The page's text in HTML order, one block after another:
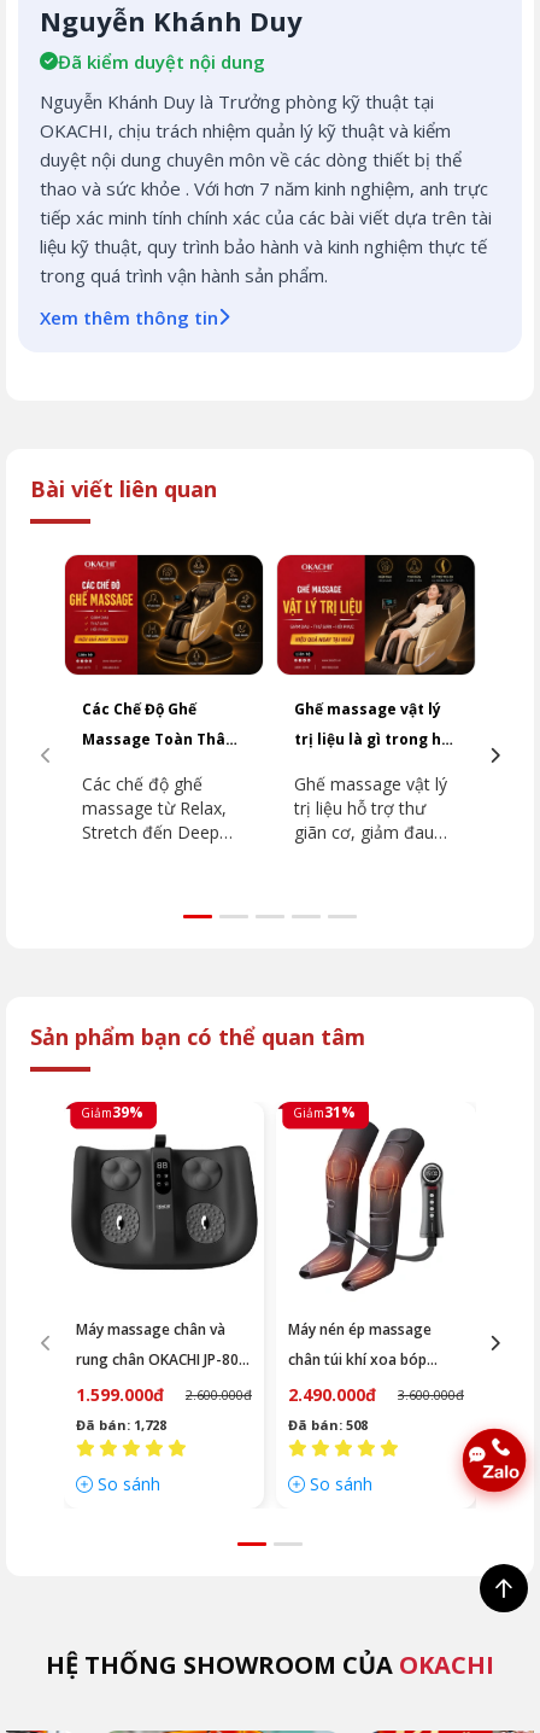
Nguyễn Khánh Duy
Đã kiểm duyệt nội dung
Nguyễn Khánh Duy là Trưởng phòng kỹ thuật tại
OKACHI, chịu trách nhiệm quản lý kỹ thuật và kiểm
duyệt nội dung chuyên môn về các dòng thiết bị thể
thao và sức khỏe . Với hơn 7 năm kinh nghiệm, anh trực
tiếp xác minh tính chính xác của các bài viết dựa trên tài
liệu kỹ thuật, quy trình bảo hành và kinh nghiệm thực tế
trong quá trình vận hành sản phẩm.
Xem thêm thông tin
Bài viết liên quan
Các Chế Độ Ghế
Massage Toàn Thân
Các chế độ ghế
massage từ Relax,
Stretch đến Deep
Ghế massage vật lý
trị liệu là gì trong hỗ
Ghế massage vật lý
trị liệu hỗ trợ thư
giãn cơ, giảm đau
Sản phẩm bạn có thể quan tâm
Giảm39%
Máy massage chân và
rung chân OKACHI JP-801
tặng kèm vải lót ( Màu
đen)
1.599.000đ
2.600.000đ
Đã bán: 1,728
So sánh
Giảm31%
Máy nén ép massage
chân túi khí xoa bóp
OKACHI JP-1800
2.490.000đ
3.600.000đ
Đã bán: 508
So sánh
Đã
HỆ THỐNG SHOWROOM CỦA OKACHI